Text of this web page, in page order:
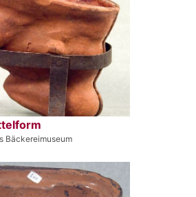
Bäckereimuseum